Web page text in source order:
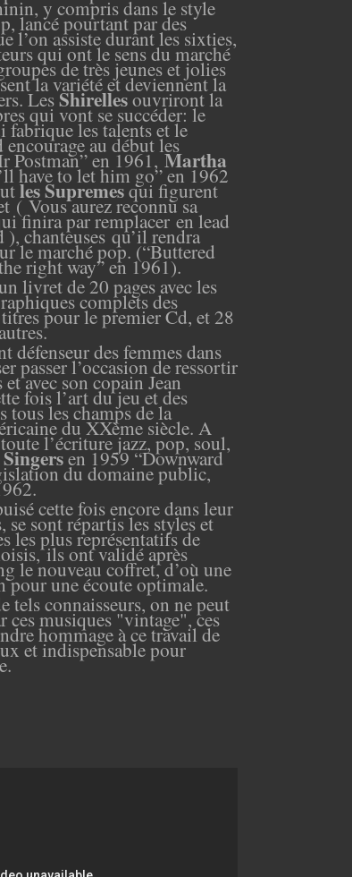
y compris dans le style
lancé pourtant par des
l’on assiste durant les sixties,
qui ont le sens du marché
de très jeunes et jolies
la variété et deviennent la
LesShirellesouvriront la
qui vont se succéder:le
les talents et le
encourage au début les
Postman” en 1961,Martha
have to let him go” en 1962
les Supremesqui figurent
( Vous aurez reconnu sa
finira parremplacer en lead
), chanteusesqu’il rendra
le marché pop. (“Buttered
right way” en 1961).
livret de 20 pages avec les
complets des
pour le premier Cd, et 28
défenseur des femmes dans
passer l’occasion de ressortir
avec son copain Jean
fois l’art du jeu et des
tous les champs de la
du XXème siècle. A
l’écriture jazz, pop, soul,
en 1959 “Downward
du domaine public,
cette fois encoredans leur
sont répartis les styles et
les plus représentatifs de
ils ont validé après
le nouveau coffret, d’où une
pour une écouteoptimale.
tels connaisseurs,on ne peut
ces musiques "vintage", ces
hommage à ce travail de
et indispensable pour